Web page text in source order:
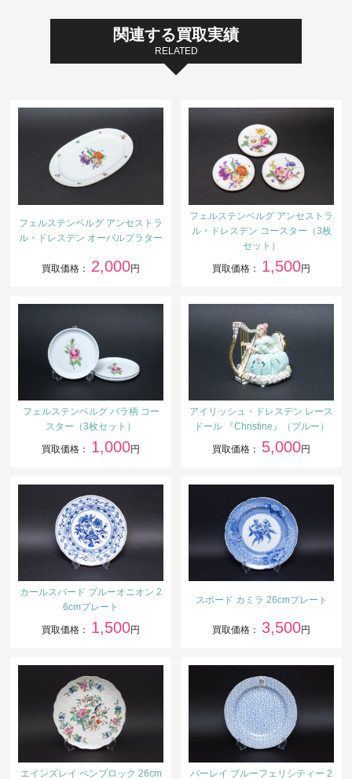
関連する買取実績
RELATED
フェルステンベルグ アンセストラ
ル・ドレスデン オーバルプラター
買取価格： 2,000円
フェルステンベルグ アンセストラ
ル・ドレスデン コースター（3枚
セット）
買取価格： 1,500円
フェルステンベルグ バラ柄 コー
スター（3枚セット）
買取価格： 1,000円
アイリッシュ・ドレスデン レース
ドール 『Christine』（ブルー）
買取価格： 5,000円
カールスバード ブルーオニオン 2
6cmプレート
買取価格： 1,500円
スポード カミラ 26cmプレート
買取価格： 3,500円
エインズレイ ペンブロック 26cm
バーレイ ブルーフェリシティー 2